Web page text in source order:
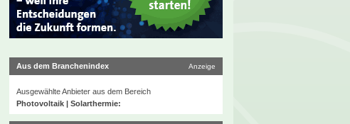
Aus dem Branchenindex Anzeige
Ausgewählte Anbieter aus dem Bereich
Photovoltaik | Solarthermie: